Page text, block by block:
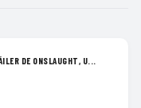
DE ONSLAUGHT, U...